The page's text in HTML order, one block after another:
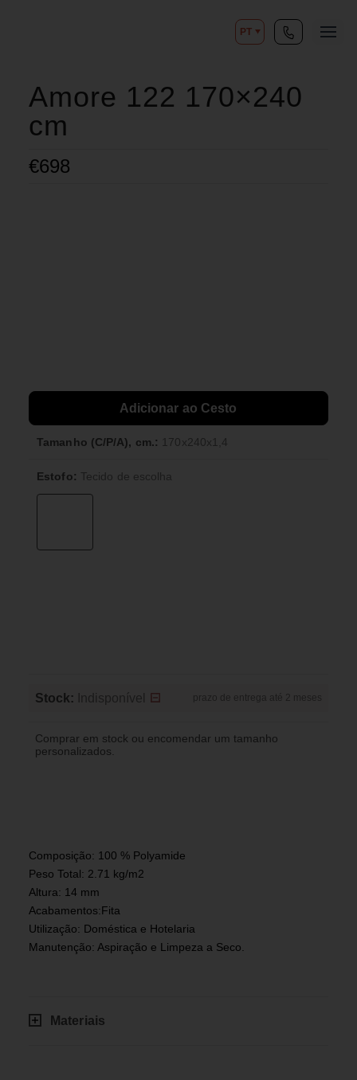
PT
Amore 122 170×240
cm
€698
Tamanho (C/P/A), cm.: 170x240x1,4
Estofo: Tecido de escolha
Stock: Indisponível prazo de entrega até 2 meses
Comprar em stock ou encomendar um tamanho
personalizados.
Adicionar ao Cesto
Composição: 100 % Polyamide
Peso Total: 2.71 kg/m2
Altura: 14 mm
Acabamentos:Fita
Utilização: Doméstica e Hotelaria
Manutenção: Aspiração e Limpeza a Seco.
Materiais